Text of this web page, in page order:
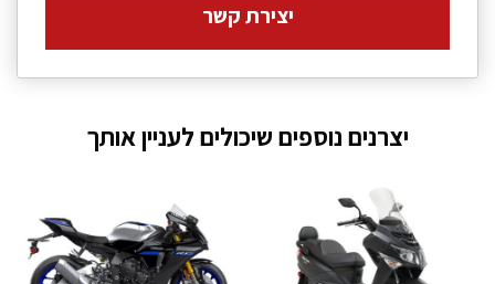
יצירת קשר
יצרנים נוספים שיכולים לעניין אותך